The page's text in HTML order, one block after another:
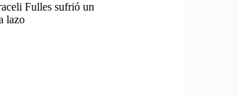
Fulles sufrió un
lazo